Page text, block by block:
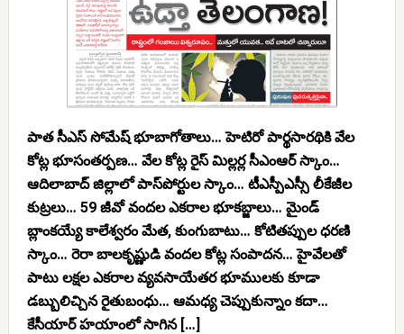
పాత సీఎస్ సోమేష్ భూబాగోతాలు… హెటిరో పార్థసారథికి వేల
కోట్ల భూసంతర్పణ… వేల కోట్ల రైస్ మిల్లర్ల సీఎంఆర్ స్కాం…
ఆదిలాబాద్ జిల్లాలో పాస్‌పోర్టుల స్కాం… టీఎస్పీఎస్సీ లీకేజీల
కుట్రలు… 59 జీవో వందల ఎకరాల భూకబ్జాలు… మైండ్
బ్లాంకయ్యే కాలేశ్వరం మేత, కుంగుబాటు… కోటితప్పుల ధరణి
స్కాం… రెరా బాలకృష్ణుడి వందల కోట్ల సంపాదన… హైవేలతో
పాటు లక్షల ఎకరాల వ్యవసాయేతర భూములకు కూడా
డబ్బులిచ్చిన రైతుబంధు… ఆమధ్య చెప్పుకున్నాం కదా…
కేసీయార్ హయాంలో సాగిన […]